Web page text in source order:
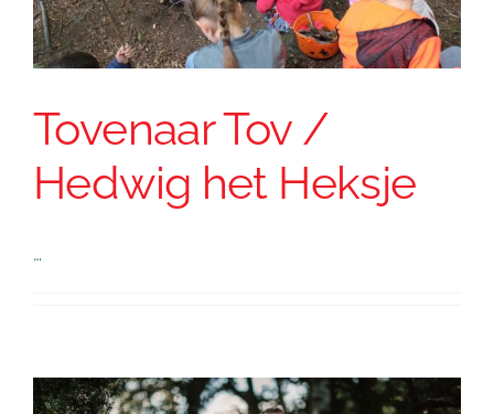
Tovenaar Tov /
Hedwig het Heksje
…